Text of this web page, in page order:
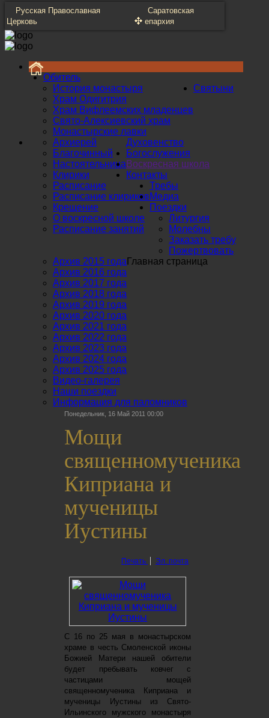
Русская Православная
Церковь
Саратовская
епархия
Обитель
История монастыря
Храм Одигитрия
Храм Вифлеемских младенцев
Свято-Алексиевский храм
Монастырские лавки
Святыни
Духовенство
Архиерей
Благочинный
Настоятельница
Клирики
Богослужения
Расписание
Расписание клириков
Крещение
Воскресная школа
О воскресной школе
Расписание занятий
Контакты
Требы
Литургия
Молебны
Заказать требу
Пожертвовать
Медиа
Архив 2015 года
Архив 2016 года
Архив 2017 года
Архив 2018 года
Архив 2019 года
Архив 2020 года
Архив 2021 года
Архив 2022 года
Архив 2023 года
Архив 2024 года
Архив 2025 года
Видео-галерея
Поездки
Наши поездки
Информация для паломников
Главная страница
Понедельник, 16 Май 2011 00:00
Мощи
священномученика
Киприана и
мученицы
Иустины
Печать Эл. почта
С 16 по 25 мая в монастырском
храме в честь Смоленской иконы
Божией Матери нашей обители
будет пребывать ковчег с
частицами мощей
священномученика Киприана и
мученицы Иустины из Свято-
Ильинского мужского монастыря